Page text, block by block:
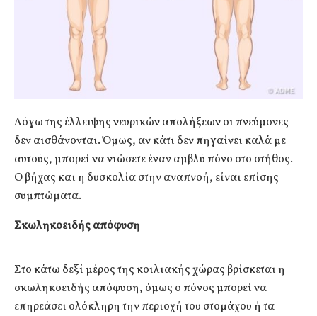
Λόγω της έλλειψης νευρικών απολήξεων οι πνεύμονες
δεν αισθάνονται. Όμως, αν κάτι δεν πηγαίνει καλά με
αυτούς, μπορεί να νιώσετε έναν αμβλύ πόνο στο στήθος.
Ο βήχας και η δυσκολία στην αναπνοή, είναι επίσης
συμπτώματα.
Σκωληκοειδής απόφυση
Στο κάτω δεξί μέρος της κοιλιακής χώρας βρίσκεται η
σκωληκοειδής απόφυση, όμως ο πόνος μπορεί να
επηρεάσει ολόκληρη την περιοχή του στομάχου ή τα